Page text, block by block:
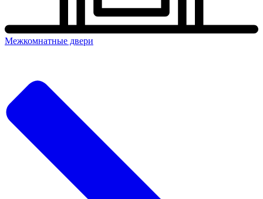
Межкомнатные двери